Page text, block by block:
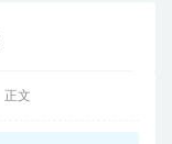
正文